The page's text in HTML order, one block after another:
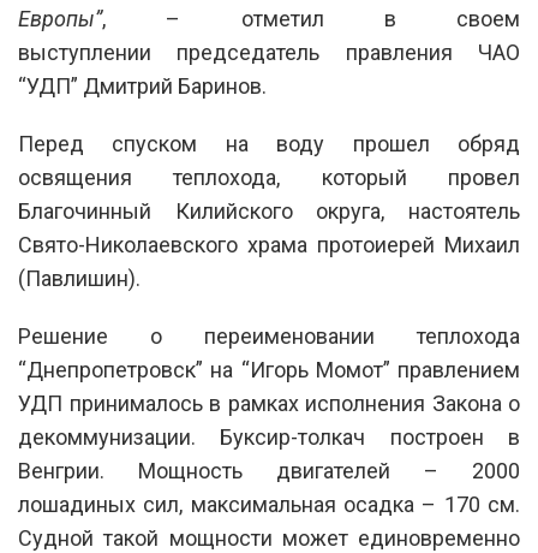
Европы”, – отметил в своем
выступлении председатель правления ЧАО
“УДП” Дмитрий Баринов.
Перед спуском на воду прошел обряд
освящения теплохода, который провел
Благочинный Килийского округа, настоятель
Свято-Николаевского храма протоиерей Михаил
(Павлишин).
Решение о переименовании теплохода
“Днепропетровск” на “Игорь Момот” правлением
УДП принималось в рамках исполнения Закона о
декоммунизации. Буксир-толкач построен в
Венгрии. Мощность двигателей – 2000
лошадиных сил, максимальная осадка – 170 см.
Судной такой мощности может единовременно